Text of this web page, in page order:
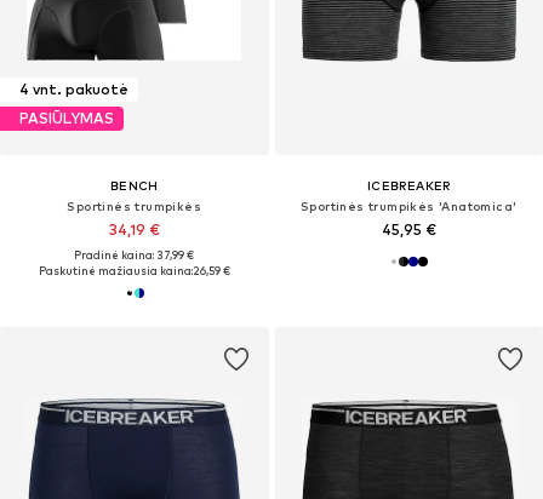
4 vnt. pakuotė
PASIŪLYMAS
BENCH
Sportinės trumpikės
34,19 €
Pradinė kaina: 37,99 €
Paskutinė mažiausia kaina:26,59 €
ICEBREAKER
Sportinės trumpikės 'Anatomica'
45,95 €